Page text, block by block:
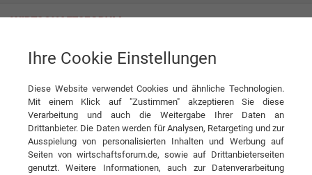
IKS Industrielle KühlSysteme GmbH
Kühlung
Interview IKS Industrielle KühlSysteme GmbH
DIESEN ARTIKEL EMPFEHLEN
Ihre Cookie Einstellungen
Diese Website verwendet Cookies und ähnliche Technologien.
Mit einem Klick auf "Zustimmen" akzeptieren Sie diese
Verarbeitung und auch die Weitergabe Ihrer Daten an
Drittanbieter. Die Daten werden für Analysen, Retargeting und zur
Ausspielung von personalisierten Inhalten und Werbung auf
Seiten von wirtschaftsforum.de, sowie auf Drittanbieterseiten
genutzt. Weitere Informationen, auch zur Datenverarbeitung